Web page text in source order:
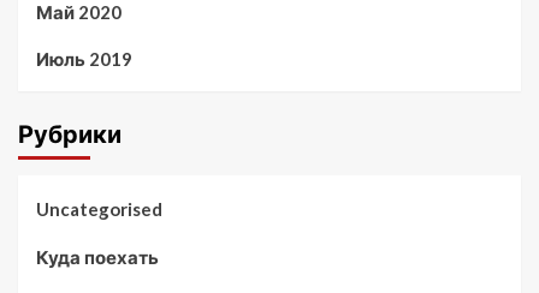
Май 2020
Июль 2019
Рубрики
Uncategorised
Куда поехать